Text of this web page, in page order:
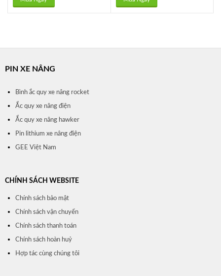
PIN XE NÂNG
Bình ắc quy xe nâng rocket
Ắc quy xe nâng điện
Ắc quy xe nâng hawker
Pin lithium xe nâng điện
GEE Việt Nam
CHÍNH SÁCH WEBSITE
Chính sách bảo mật
Chính sách vận chuyển
Chính sách thanh toán
Chính sách hoàn huỷ
Hợp tác cùng chúng tôi